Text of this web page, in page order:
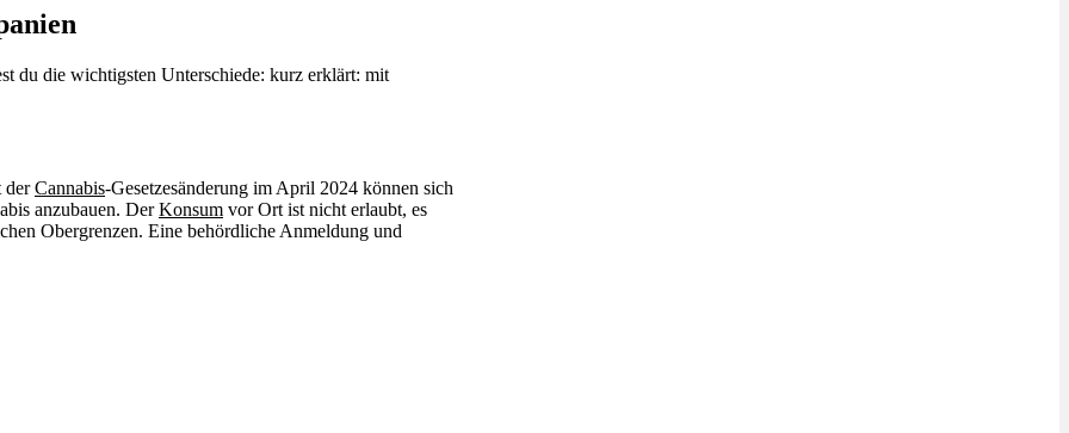
du die wichtigsten Unterschiede: kurz erklärt: mit
derCannabis-Gesetzesänderung im April 2024 können sich
anzubauen. DerKonsum vor Ort ist nicht erlaubt, es
Obergrenzen. Eine behördliche Anmeldung und